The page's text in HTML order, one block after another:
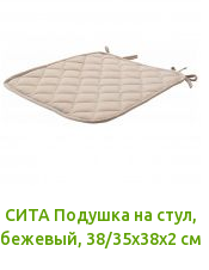
СИТА Подушка на стул,
бежевый, 38/35x38x2 см